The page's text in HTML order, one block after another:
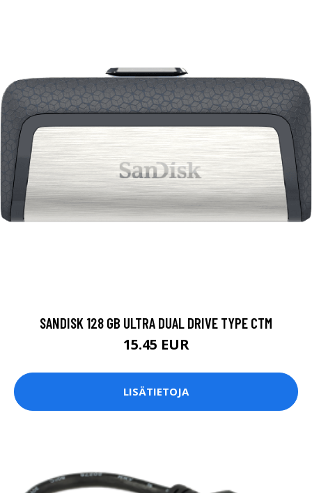
SANDISK 128 GB ULTRA DUAL DRIVE TYPE CTM
15.45 EUR
LISÄTIETOJA